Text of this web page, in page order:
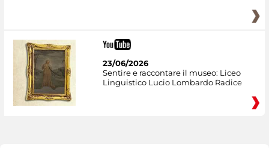
23/06/2026
Sentire e raccontare il museo: Liceo
Linguistico Lucio Lombardo Radice